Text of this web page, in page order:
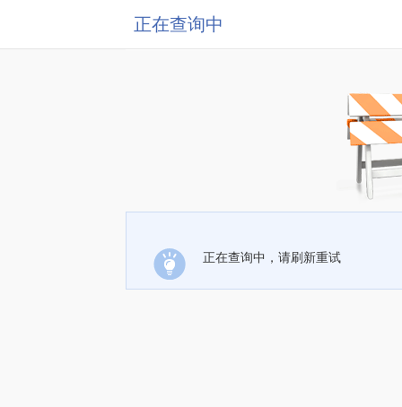
正在查询中
正在查询中，请刷新重试